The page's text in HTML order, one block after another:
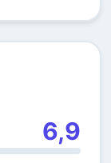
6,9